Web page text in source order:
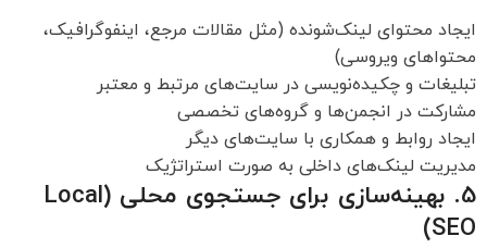
ایجاد محتوای لینک‌شونده (مثل مقالات مرجع، اینفوگرافیک،
محتواهای ویروسی)
تبلیغات و چکیده‌نویسی در سایت‌های مرتبط و معتبر
مشارکت در انجمن‌ها و گروه‌های تخصصی
ایجاد روابط و همکاری با سایت‌های دیگر
مدیریت لینک‌های داخلی به صورت استراتژیک
5. بهینه‌سازی برای جستجوی محلی (Local
SEO)